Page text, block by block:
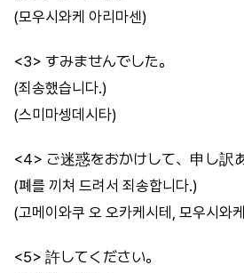
(모우시와케 아리마센)
<3> すみませんでした。
(죄송했습니다.)
(스미마셍데시타)
<4> ご迷惑をおかけして、申し訳
(폐를 끼쳐 드려서 죄송합니다.)
(고메이와쿠 오 오카케시테, 모우시와
<5> 許してください。